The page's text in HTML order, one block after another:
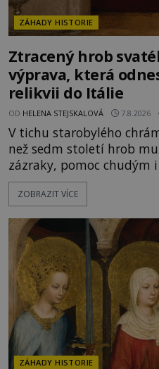
ZÁHADY HISTORIE
Ztracený hrob
výprava, která
relikvii do Itálie
OD HELENA STEJSKALOVÁ 7.8.2026
V tichu starobylého
než sedm století hrob
zázraky, pomoc chudým
bouřích. Pak ale přichází
se mění v dějiště podivné
Mikuláše a odváží jeho
Je to zbožná záchrana
promyšlená krádež,
ZOBRAZIT VÍCE
ZÁHADY HISTORIE